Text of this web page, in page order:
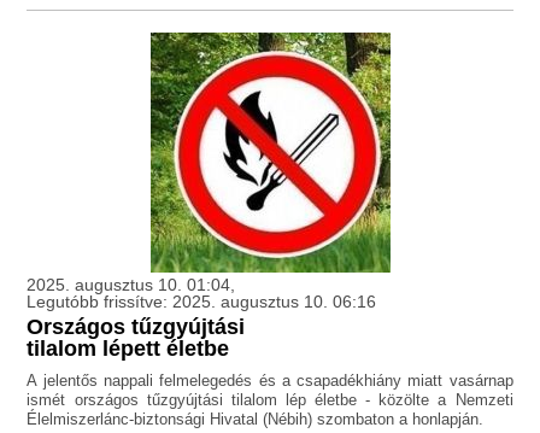
2025. augusztus 10. 01:04,
Legutóbb frissítve: 2025. augusztus 10. 06:16
Országos tűzgyújtási
tilalom lépett életbe
A jelentős nappali felmelegedés és a csapadékhiány miatt vasárnap
ismét országos tűzgyújtási tilalom lép életbe - közölte a Nemzeti
Élelmiszerlánc-biztonsági Hivatal (Nébih) szombaton a honlapján.